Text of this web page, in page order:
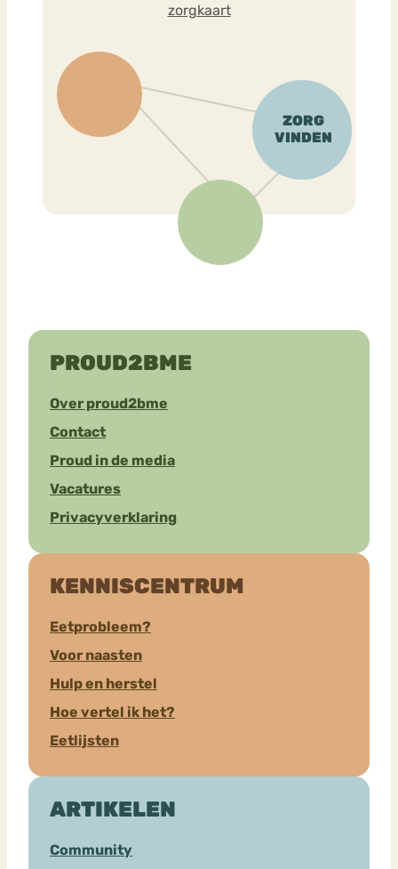
zorgkaart
PROUD2BME
Over proud2bme
Contact
Proud in de media
Vacatures
Privacyverklaring
KENNISCENTRUM
Eetprobleem?
Voor naasten
Hulp en herstel
Hoe vertel ik het?
Eetlijsten
ARTIKELEN
Community